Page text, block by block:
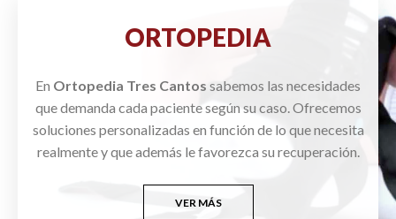
ORTOPEDIA
En Ortopedia Tres Cantos sabemos las necesidades
que demanda cada paciente según su caso. Ofrecemos
soluciones personalizadas en función de lo que necesita
realmente y que además le favorezca su recuperación.
VER MÁS